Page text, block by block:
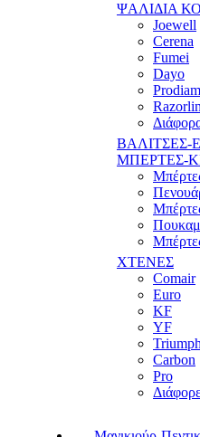
ΨΑΛΙΔΙΑ
Joewell
Cerena
Fumei
Dayo
ΒΑΛΙΤΣΕΣ-
ΜΠΕΡΤΕΣ-
ΧΤΕΝΕΣ
Comair
Euro
KF
YF
Carbon
Pro